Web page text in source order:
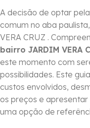
A decisão de optar
comum no aba
VERA CRUZ .
bairro JARDIM VERA
este momento com
possibilidades. Este
custos envolvidos,
os preços e
uma opção de